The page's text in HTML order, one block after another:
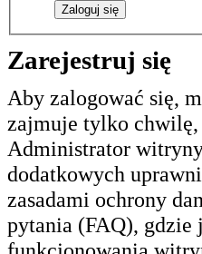
Zarejestruj się
Aby zalogować się,
zajmuje tylko
Administrator
dodatkowych
zasadami ochrony
pytania (FAQ), gdzie